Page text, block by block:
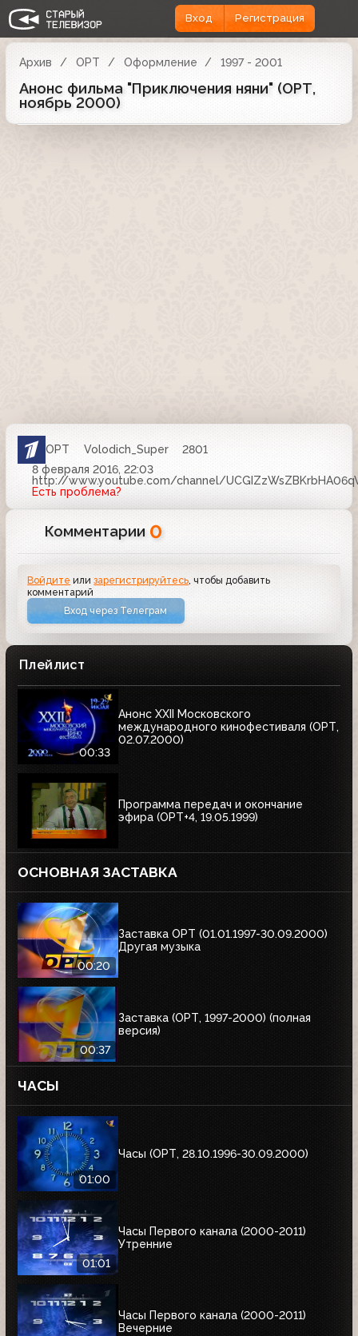
Вход Регистрация
Архив ОРТ Оформление 1997 - 2001
Анонс фильма "Приключения няни" (ОРТ,
ноябрь 2000)
ОРТ Volodich_Super
2801
8 февраля 2016, 22:03
http://www.youtube.com/channel/
Есть проблема?
Комментарии 0
Войдите илизарегистрируйтесь , чтобы добавить
комментарий
Вход через Телеграм
Плейлист
00:33
Анонс XXII Московского
международного кинофестиваля (ОРТ,
02.07.2000)
Программа передач и окончание
эфира (ОРТ+4, 19.05.1999)
ОСНОВНАЯ ЗАСТАВКА
00:20
Заставка ОРТ (01.01.1997-30.09.2000)
Другая музыка
00:37
Заставка (ОРТ, 1997-2000) (полная
версия)
ЧАСЫ
01:00
Часы (ОРТ, 28.10.1996-30.09.2000)
01:01
Часы Первого канала (2000-2011)
Утренние
Часы Первого канала (2000-2011)
Вечерние